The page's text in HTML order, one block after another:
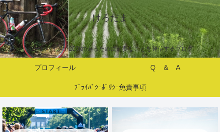
けろだま
ロードバイクで200km走るために必要なことを発信するブログ
プロフィール Q ＆ A
ﾌﾟﾗｲﾊﾞｼｰﾎﾟﾘｼｰ免責事項